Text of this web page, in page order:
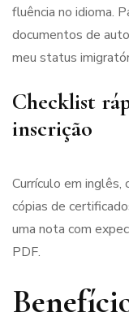
fluência no idioma.
documentos de
meu status
Checklist
inscrição
Currículo em inglês,
cópias de
uma nota com
PDF.